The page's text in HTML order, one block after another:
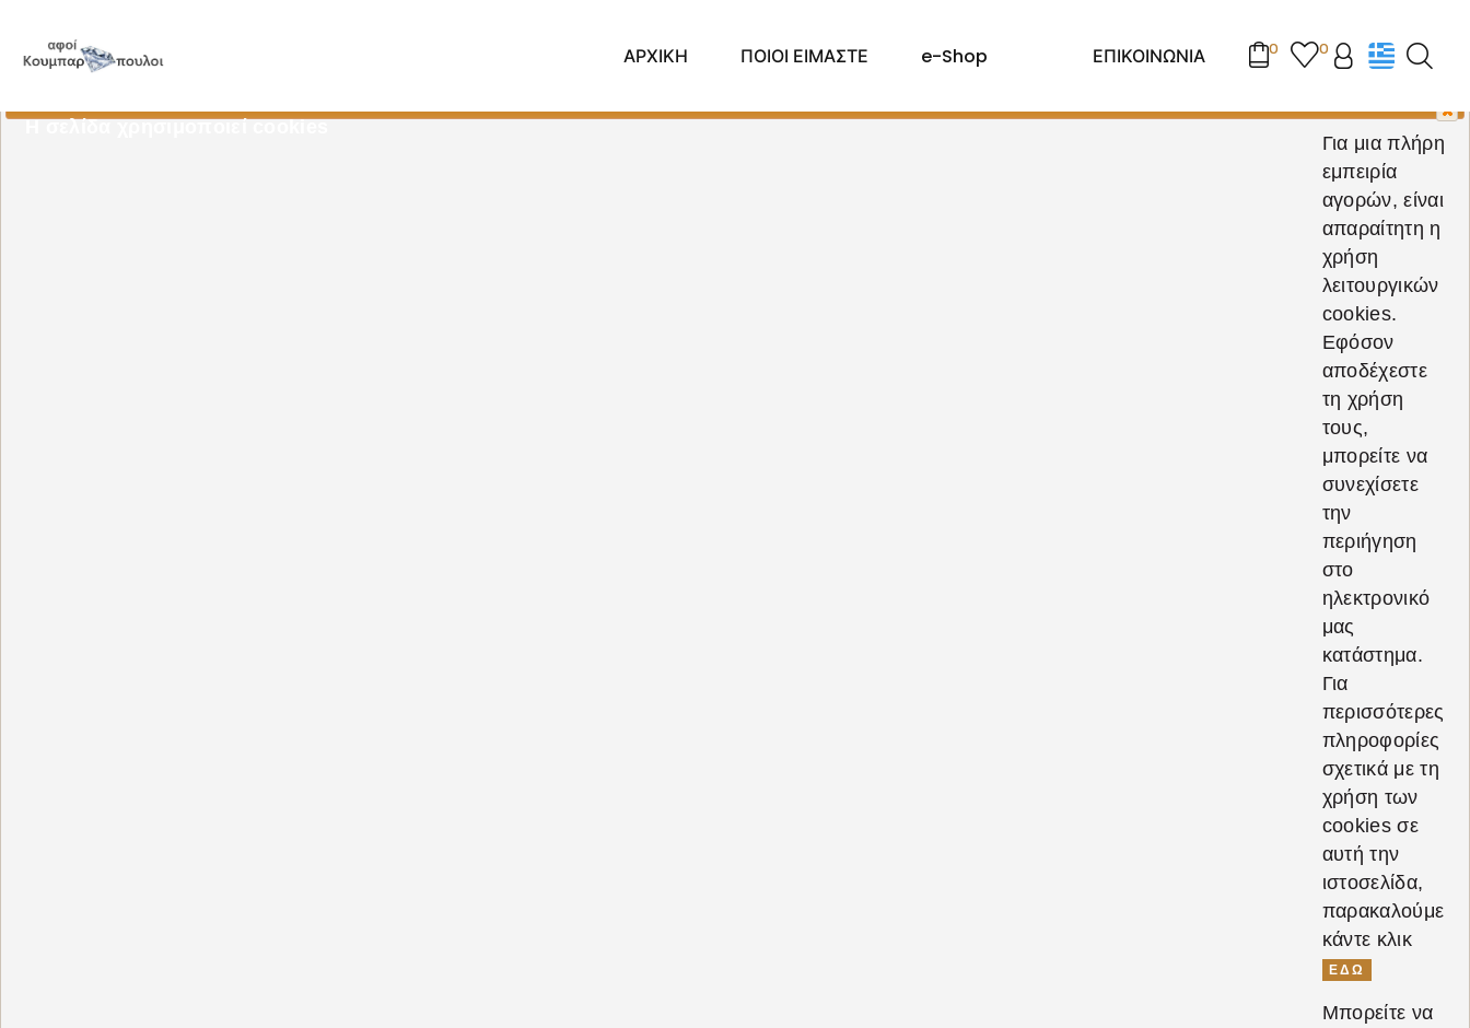
0 0
ΑΡΧΙΚΗ ΠΟΙΟΙ ΕΙΜΑΣΤΕ e-Shop ΕΠΙΚΟΙΝΩΝΙΑ
Η σελίδα χρησιμοποιεί cookies
Για μια πλήρη
εμπειρία
αγορών, είναι
απαραίτητη η
χρήση
λειτουργικών
cookies.
Εφόσον
αποδέχεστε
τη χρήση
τους,
μπορείτε να
συνεχίσετε
την
περιήγηση
στο
ηλεκτρονικό
μας
κατάστημα.
Για
περισσότερες
πληροφορίες
σχετικά με τη
χρήση των
cookies σε
αυτή την
ιστοσελίδα,
παρακαλούμε
κάντε κλικ
ΕΔΩ
Μπορείτε να